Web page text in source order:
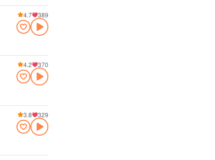
4.7 389
4.2 370
3.8 329